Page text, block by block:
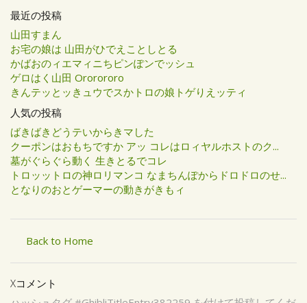
最近の投稿
山田すまん
お宅の娘は 山田がひでえことしとる
かばおのィエマィニちピンぽンでッシュ
ゲロはく山田 Ororororo
きんテッとッきュウでスかトロの娘トゲりえッティ
人気の投稿
ばきばきどうテいからきマした
クーポンはおもちですか アッ コレはロィヤルホストのク...
墓がぐらぐら動く 生きとるでコレ
トロッットロの神ロリマンコ なまちんぽからドロドロのせ...
となりのおとゲーマーの動きがきもィ
Back to Home
Xコメント